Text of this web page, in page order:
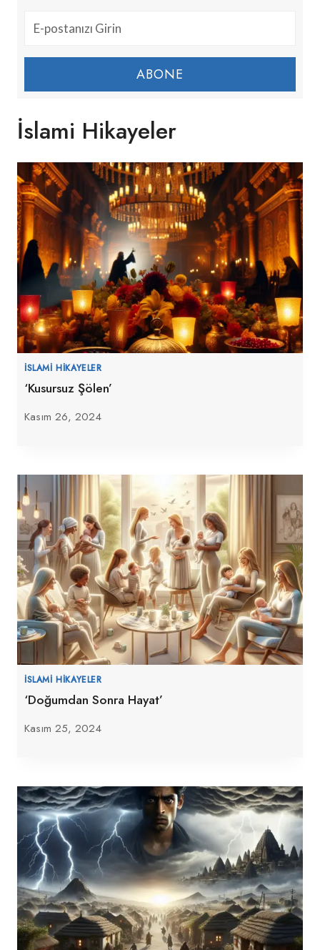
ABONE
İslami Hikayeler
İSLAMI HIKAYELER
‘Kusursuz Şölen’
Kasım 26, 2024
İSLAMI HIKAYELER
‘Doğumdan Sonra Hayat’
Kasım 25, 2024